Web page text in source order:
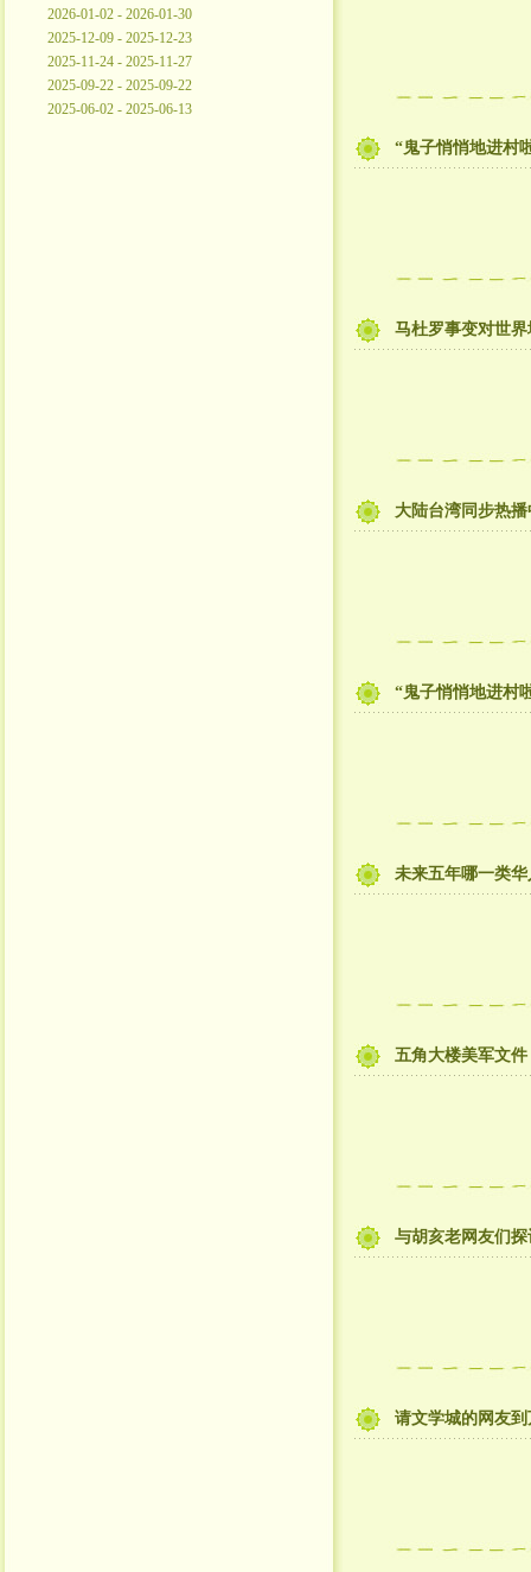
2026-01-02 - 2026-01-30
2025-12-09 - 2025-12-23
2025-11-24 - 2025-11-27
2025-09-22 - 2025-09-22
2025-06-02 - 2025-06-13
“鬼子悄悄地进村
马杜罗事变对世
大陆台湾同步热
“鬼子悄悄地进村
未来五年哪一类
五角大楼美军文
与胡亥老网友们
请文学城的网友